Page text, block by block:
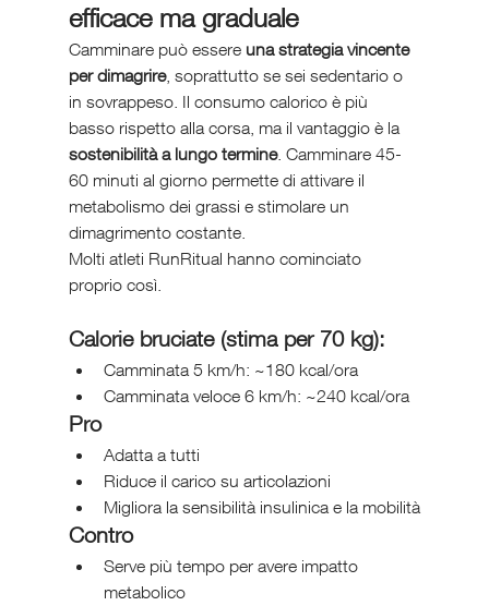
efficace ma graduale
Camminare può essere una strategia vincente
per dimagrire, soprattutto se sei sedentario o
in sovrappeso. Il consumo calorico è più
basso rispetto alla corsa, ma il vantaggio è la
sostenibilità a lungo termine. Camminare 45-
60 minuti al giorno permette di attivare il
metabolismo dei grassi e stimolare un
dimagrimento costante.
Molti atleti RunRitual hanno cominciato
proprio così.
Calorie bruciate (stima per 70 kg):
Camminata 5 km/h: ~180 kcal/ora
Camminata veloce 6 km/h: ~240 kcal/ora
Pro
Adatta a tutti
Riduce il carico su articolazioni
Migliora la sensibilità insulinica e la mobilità
Contro
Serve più tempo per avere impatto
metabolico